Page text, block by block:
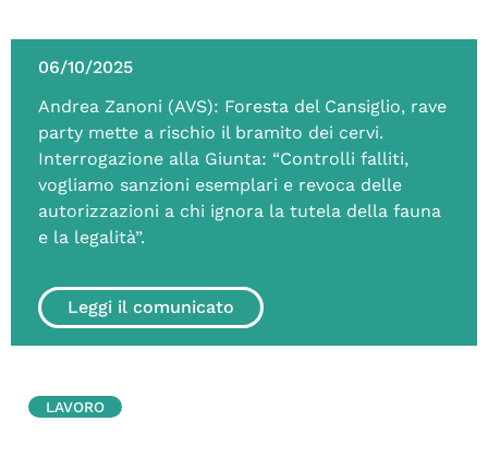
06/10/2025
Andrea Zanoni (AVS): Foresta del Cansiglio, rave
party mette a rischio il bramito dei cervi.
Interrogazione alla Giunta: “Controlli falliti,
vogliamo sanzioni esemplari e revoca delle
autorizzazioni a chi ignora la tutela della fauna
e la legalità”.
Leggi il comunicato
LAVORO